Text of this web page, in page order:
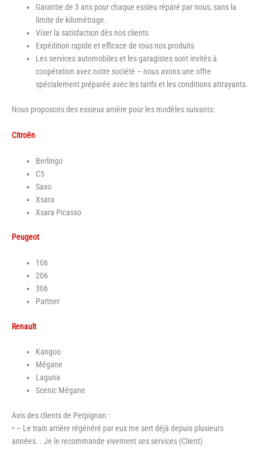
Garantie de 3 ans pour chaque essieu réparé par nous, sans la
limite de kilométrage.
Viser la satisfaction dès nos clients
Expédition rapide et efficace de tous nos produits
Les services automobiles et les garagistes sont invités à
coopération avec notre société – nous avons une offre
spécialement préparée avec les tarifs et les conditions attrayants.
Nous proposons des essieux arrière pour les modèles suivants:
Citroën
Berlingo
C5
Saxo
Xsara
Xsara Picasso
Peugeot
106
206
306
Partner
Renault
Kangoo
Mégane
Laguna
Scenic Mégane
Avis des clients de Perpignan :
• – Le train arrière régénéré par eux me sert déjà depuis plusieurs
années. . Je le recommande vivement ses services (Client)